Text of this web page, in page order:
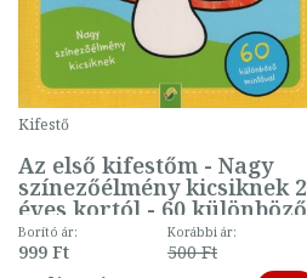
Kifestő
Az első kifestőm - Nagy
színezőélmény kicsiknek 2
éves kortól - 60 különböző
mintával (gombás)
Borító ár:
999 Ft
Korábbi ár:
500 Ft